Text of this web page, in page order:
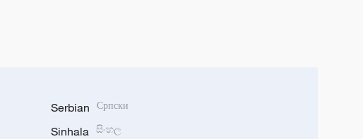
Serbian Српски
Sinhala සිංහල